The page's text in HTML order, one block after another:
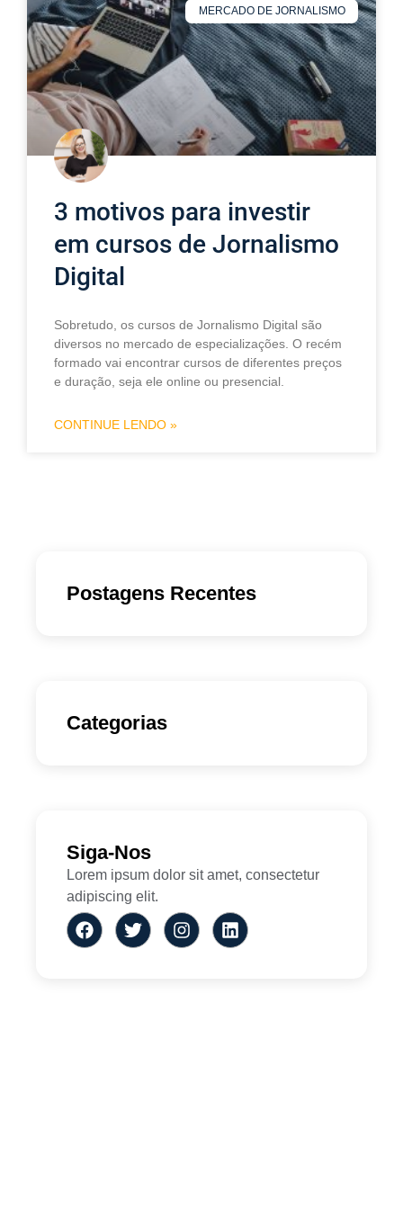
MERCADO DE JORNALISMO
3 motivos para investir
em cursos de Jornalismo
Digital
Sobretudo, os cursos de Jornalismo Digital são
diversos no mercado de especializações. O recém
formado vai encontrar cursos de diferentes preços
e duração, seja ele online ou presencial.
CONTINUE LENDO »
Postagens Recentes
Categorias
Siga-Nos
Lorem ipsum dolor sit amet, consectetur
adipiscing elit.